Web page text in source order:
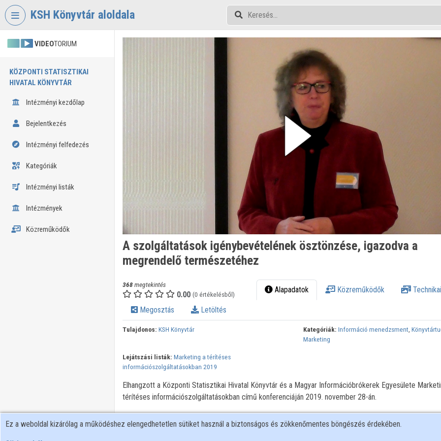
Fejléc kihagyása
KSH Könyvtár aloldala
VIDEOTORIUM
KÖZPONTI STATISZTIKAI
HIVATAL KÖNYVTÁR
Intézményi kezdőlap
Bejelentkezés
Intézményi felfedezés
Kategóriák
Intézményi listák
Intézmények
Közreműködők
A szolgáltatások igénybevételének ösztönzése, igazodva a
megrendelő természetéhez
368megtekintés
0.00 (0 értékelésből) Alapadatok Közreműködők
Megosztás Letöltés
Tulajdonos: KSH Könyvtár Kategóriák: Információ menedzsment,
Marketing
Lejátszási listák: Marketing a térítéses
információszolgáltatásokban 2019
Elhangzott a Központi Statisztikai Hivatal Könyvtár és a Magyar Információbrókerek Egyesülete
térítéses információszolgáltatásokban című konferenciáján 2019. november 28-án.
Ez a weboldal kizárólag a működéshez elengedhetetlen sütiket használ a biztonságos és zökkenőmentes böngészés érdekében.